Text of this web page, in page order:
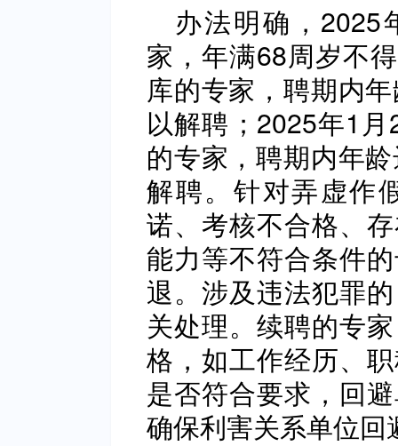
办法明确，
家，年满68周岁不
库的专家，聘期内
以解聘；2025年1
的专家，聘期内年
解聘。针对弄虚作
诺、考核不合格、
能力等不符合条件
退。涉及违法犯罪
关处理。续聘的专
格，如工作经历、
是否符合要求，回
确保利害关系单位回